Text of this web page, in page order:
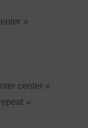
»
center »
»